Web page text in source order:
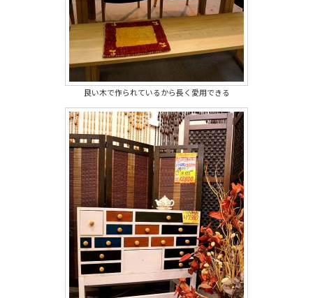
良い木で作られているから長く愛用できる